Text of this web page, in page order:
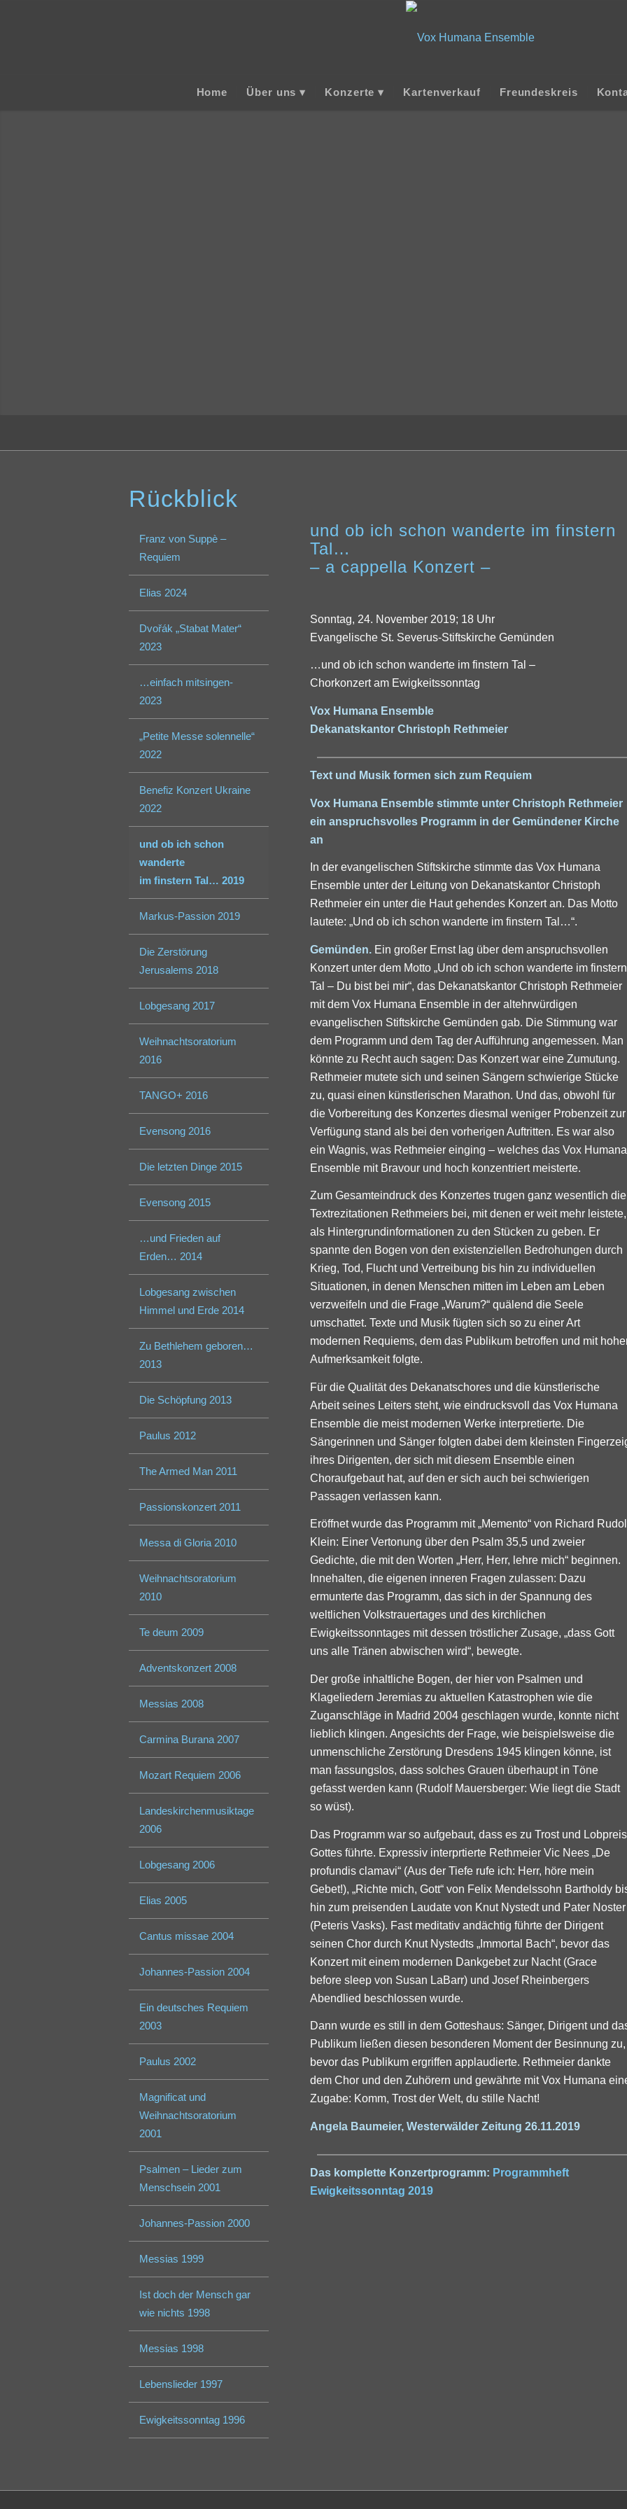
Home Über uns Konzerte Kartenverkauf Freundeskreis
Rückblick
Franz von Suppè –
Requiem
Elias 2024
Dvořák „Stabat Mater“
2023
…einfach mitsingen-
2023
„Petite Messe solennelle“
2022
Benefiz Konzert Ukraine
2022
und ob ich schon
wanderte
im finstern Tal… 2019
Markus-Passion 2019
Die Zerstörung
Jerusalems 2018
Lobgesang 2017
Weihnachtsoratorium
2016
TANGO+ 2016
Evensong 2016
Die letzten Dinge 2015
Evensong 2015
…und Frieden auf
Erden… 2014
Lobgesang zwischen
Himmel und Erde 2014
Zu Bethlehem geboren…
2013
Die Schöpfung 2013
Paulus 2012
The Armed Man 2011
Passionskonzert 2011
Messa di Gloria 2010
Weihnachtsoratorium
2010
Te deum 2009
Adventskonzert 2008
Messias 2008
Carmina Burana 2007
Mozart Requiem 2006
Landeskirchenmusiktage
2006
Lobgesang 2006
Elias 2005
Cantus missae 2004
Johannes-Passion 2004
Ein deutsches Requiem
2003
Paulus 2002
Magnificat und
Weihnachtsoratorium
2001
Psalmen – Lieder zum
Menschsein 2001
Johannes-Passion 2000
Messias 1999
Ist doch der Mensch gar
wie nichts 1998
Messias 1998
Lebenslieder 1997
Ewigkeitssonntag 1996
und ob ich schon wanderte im finstern
Tal…
– a cappella Konzert –
Sonntag, 24. November 2019; 18 Uhr
Evangelische St. Severus-Stiftskirche Gemünden
…und ob ich schon wanderte im finstern Tal –
Chorkonzert am Ewigkeitssonntag
Vox Humana Ensemble
Dekanatskantor Christoph Rethmeier
Text und Musik formen sich zum Requiem
Vox Humana Ensemble stimmte unter Christoph Rethmeier
ein anspruchsvolles Programm in der Gemündener Kirche
an
In der evangelischen Stiftskirche stimmte das Vox Humana
Ensemble unter der Leitung von Dekanatskantor Christoph
Rethmeier ein unter die Haut gehendes Konzert an. Das Motto
lautete: „Und ob ich schon wanderte im finstern Tal…“.
Gemünden.Ein großer Ernst lag über dem anspruchsvollen
Konzert unter dem Motto „Und ob ich schon wanderte im finstern
Tal – Du bist bei mir“, das Dekanatskantor Christoph Rethmeier
mit dem Vox Humana Ensemble in der altehrwürdigen
evangelischen Stiftskirche Gemünden gab. Die Stimmung war
dem Programm und dem Tag der Aufführung angemessen. Man
könnte zu Recht auch sagen: Das Konzert war eine Zumutung.
Rethmeier mutete sich und seinen Sängern schwierige Stücke
zu, quasi einen künstlerischen Marathon. Und das, obwohl für
die Vorbereitung des Konzertes diesmal weniger Probenzeit zur
Verfügung stand als bei den vorherigen Auftritten. Es war also
ein Wagnis, was Rethmeier einging – welches das Vox Humana
Ensemble mit Bravour und hoch konzentriert meisterte.
Zum Gesamteindruck des Konzertes trugen ganz wesentlich die
Textrezitationen Rethmeiers bei, mit denen er weit mehr leistete,
als Hintergrundinformationen zu den Stücken zu geben. Er
spannte den Bogen von den existenziellen Bedrohungen durch
Krieg, Tod, Flucht und Vertreibung bis hin zu individuellen
Situationen, in denen Menschen mitten im Leben am Leben
verzweifeln und die Frage „Warum?“ quälend die Seele
umschattet. Texte und Musik fügten sich so zu einer Art
modernen Requiems, dem das Publikum betroffen und mit
Aufmerksamkeit folgte.
Für die Qualität des Dekanatschores und die künstlerische
Arbeit seines Leiters steht, wie eindrucksvoll das Vox Humana
Ensemble die meist modernen Werke interpretierte. Die
Sängerinnen und Sänger folgten dabei dem kleinsten
ihres Dirigenten, der sich mit diesem Ensemble einen
Choraufgebaut hat, auf den er sich auch bei schwierigen
Passagen verlassen kann.
Eröffnet wurde das Programm mit „Memento“ von Richard
Klein: Einer Vertonung über den Psalm 35,5 und zweier
Gedichte, die mit den Worten „Herr, Herr, lehre mich“ beginnen.
Innehalten, die eigenen inneren Fragen zulassen: Dazu
ermunterte das Programm, das sich in der Spannung des
weltlichen Volkstrauertages und des kirchlichen
Ewigkeitssonntages mit dessen tröstlicher Zusage, „dass Gott
uns alle Tränen abwischen wird“, bewegte.
Der große inhaltliche Bogen, der hier von Psalmen und
Klageliedern Jeremias zu aktuellen Katastrophen wie die
Zuganschläge in Madrid 2004 geschlagen wurde, konnte nicht
lieblich klingen. Angesichts der Frage, wie beispielsweise die
unmenschliche Zerstörung Dresdens 1945 klingen könne, ist
man fassungslos, dass solches Grauen überhaupt in Töne
gefasst werden kann (Rudolf Mauersberger: Wie liegt die Stadt
so wüst).
Das Programm war so aufgebaut, dass es zu Trost und Lobpreis
Gottes führte. Expressiv interprtierte Rethmeier Vic Nees „De
profundis clamavi“ (Aus der Tiefe rufe ich: Herr, höre mein
Gebet!), „Richte mich, Gott“ von Felix Mendelssohn Bartholdy
hin zum preisenden Laudate von Knut Nystedt und Pater Noster
(Peteris Vasks). Fast meditativ andächtig führte der Dirigent
seinen Chor durch Knut Nystedts „Immortal Bach“, bevor das
Konzert mit einem modernen Dankgebet zur Nacht (Grace
before sleep von Susan LaBarr) und Josef Rheinbergers
Abendlied beschlossen wurde.
Dann wurde es still in dem Gotteshaus: Sänger, Dirigent und
Publikum ließen diesen besonderen Moment der Besinnung zu,
bevor das Publikum ergriffen applaudierte. Rethmeier dankte
dem Chor und den Zuhörern und gewährte mit Vox Humana
Zugabe: Komm, Trost der Welt, du stille Nacht!
Angela Baumeier, Westerwälder Zeitung 26.11.2019
Das komplette Konzertprogramm: Programmheft
Ewigkeitssonntag 2019